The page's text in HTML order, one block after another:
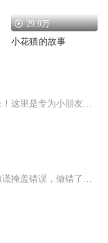
29.9万
小花猫的故事